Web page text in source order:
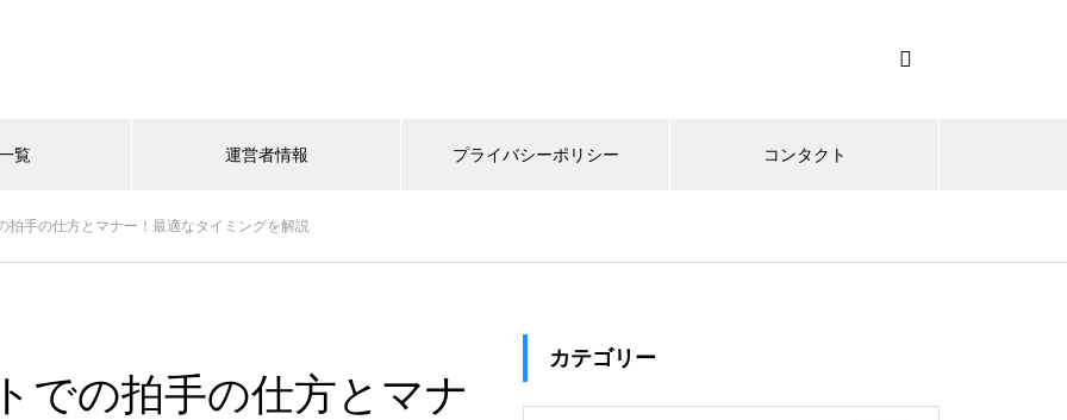
覧 運営者情報 プライバシーポリシー コンタクト
拍手の仕方とマナー！最適なタイミングを解説
での拍手の仕方とマナ
カテゴリー